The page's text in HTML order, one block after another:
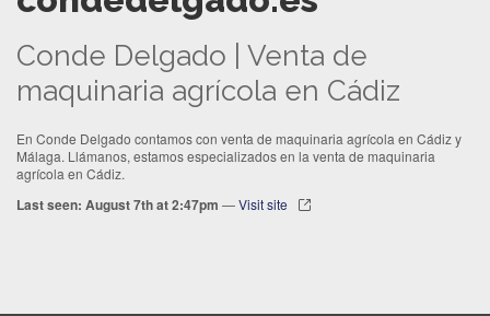
Conde Delgado | Venta de
maquinaria agrícola en Cádiz
En Conde Delgado contamos con venta de maquinaria agrícola en Cádiz y
Málaga. Llámanos, estamos especializados en la venta de maquinaria
agrícola en Cádiz.
Last seen: August 7th at 2:47pm —Visit site